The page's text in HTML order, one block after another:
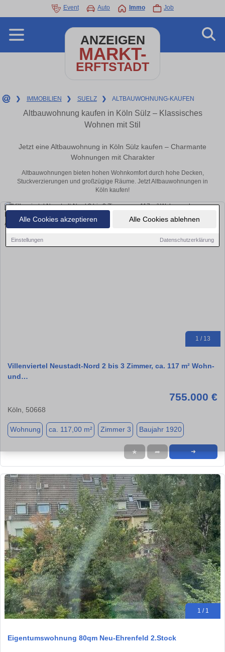
Alle Cookies akzeptieren Alle Cookies ablehnen
Einstellungen Datenschutzerklärung
Event Auto Immo Job
ANZEIGEN
MARKT-
ERFTSTADT
❯ IMMOBILIEN ❯ SUELZ ❯ ALTBAUWOHNUNG-KAUFEN
Altbauwohnung kaufen in Köln Sülz – Klassisches
Wohnen mit Stil
Jetzt eine Altbauwohnung in Köln Sülz kaufen – Charmante
Wohnungen mit Charakter
Altbauwohnungen bieten hohen Wohnkomfort durch hohe Decken,
Stuckverzierungen und großzügige Räume. Jetzt Altbauwohnungen in
Köln kaufen!
1 / 13
Villenviertel Neustadt-Nord 2 bis 3 Zimmer, ca. 117 m² Wohn-
und…
755.000 €
Köln, 50668
Wohnung ca. 117,00 m² Zimmer 3 Baujahr 1920
★ ➦ ➜
1 / 1
Eigentumswohnung 80qm Neu-Ehrenfeld 2.Stock